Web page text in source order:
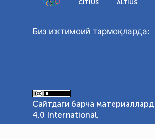
CITIUS ALTIUS
Биз ижтимоий тармоқларда:
Сайтдаги барча
4.0 International.